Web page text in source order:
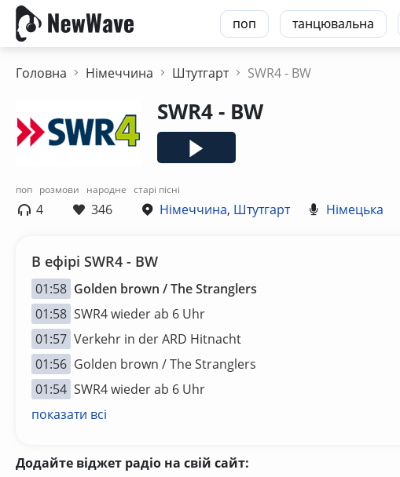
поп танцювальна
Головна Німеччина Штутгарт SWR4 - BW
SWR4 - BW
поп розмови народне старі пісні
4 346 Німеччина, Штутгарт Німецька
В ефірі SWR4 - BW
01:58 Golden brown / The Stranglers
01:58 SWR4 wieder ab 6 Uhr
01:57 Verkehr in der ARD Hitnacht
01:56 Golden brown / The Stranglers
01:54 SWR4 wieder ab 6 Uhr
показати всі
Додайте віджет радіо на свій сайт: